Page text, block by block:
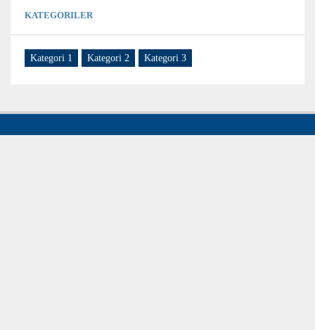
KATEGORILER
Kategori 1 Kategori 2 Kategori 3